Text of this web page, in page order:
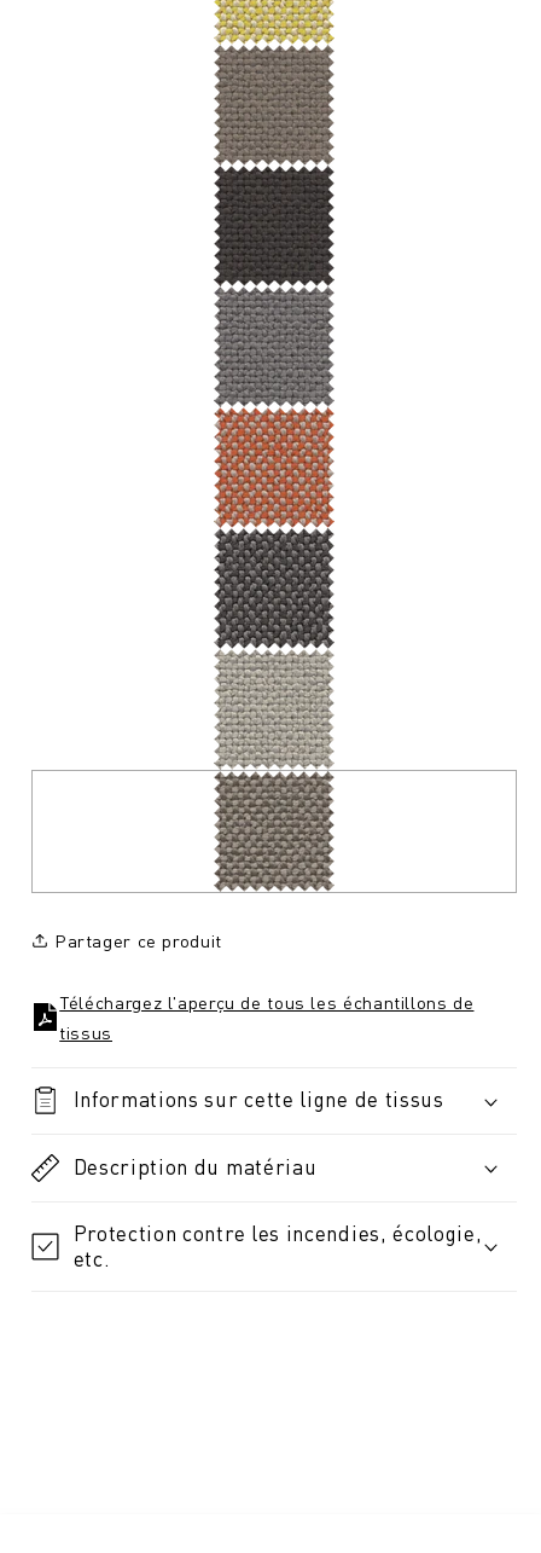
Partager ce produit
Téléchargez l'aperçu de tous les échantillons de
tissus
Informations sur cette ligne de tissus
Description du matériau
Protection contre les incendies, écologie,
etc.